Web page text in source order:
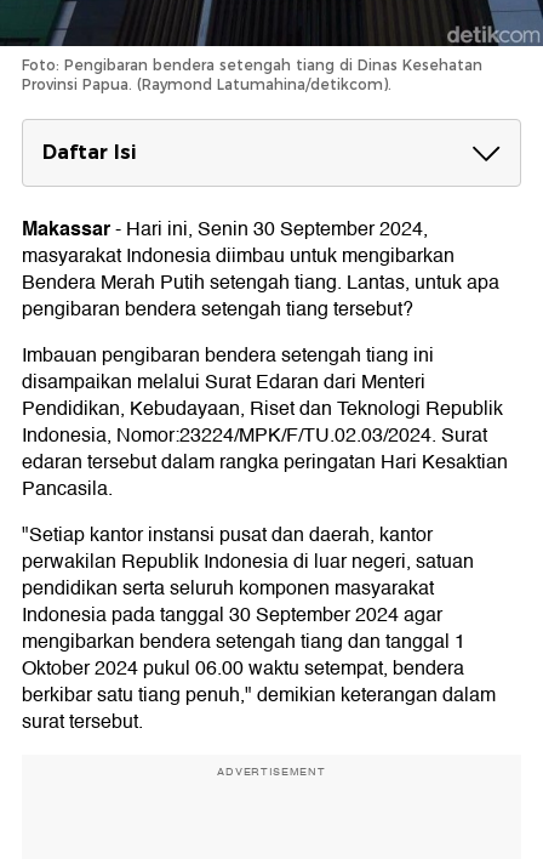
Foto: Pengibaran bendera setengah tiang di Dinas Kesehatan
Provinsi Papua. (Raymond Latumahina/detikcom).
Daftar Isi
Pengibaran Bendera Setengah Tiang, 30
September 2024
Sejarah Pemberontakan G30S/PKI
Makna dan Aturan Pengibaran Bendera
Kapan Saja Pengibaran Bendera Setengah Tiang?
Makassar-Hari ini, Senin 30 September 2024,
masyarakat Indonesia diimbau untuk mengibarkan
Bendera Merah Putih setengah tiang. Lantas, untuk apa
pengibaran bendera setengah tiang tersebut?
Imbauan pengibaran bendera setengah tiang ini
disampaikan melalui Surat Edaran dari Menteri
Pendidikan, Kebudayaan, Riset dan Teknologi Republik
Indonesia, Nomor:23224/MPK/F/TU.02.03/2024. Surat
edaran tersebut dalam rangka peringatan Hari Kesaktian
Pancasila.
"Setiap kantor instansi pusat dan daerah, kantor
perwakilan Republik Indonesia di luar negeri, satuan
pendidikan serta seluruh komponen masyarakat
Indonesia pada tanggal 30 September 2024 agar
mengibarkan bendera setengah tiang dan tanggal 1
Oktober 2024 pukul 06.00 waktu setempat, bendera
berkibar satu tiang penuh," demikian keterangan dalam
surat tersebut.
ADVERTISEMENT